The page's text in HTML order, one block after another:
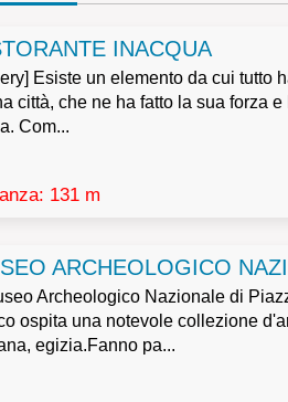
INACQUA
Esiste un elemento da cui tutto
città, che ne ha fatto la sua forza e
Com...
131 m
ARCHEOLOGICO
Archeologico Nazionale di
ospita una notevole collezione
egizia.Fanno pa...